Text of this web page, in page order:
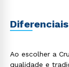
Ao escolher a
qualidade e